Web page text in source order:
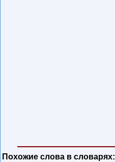
Похожие слова в словарях: